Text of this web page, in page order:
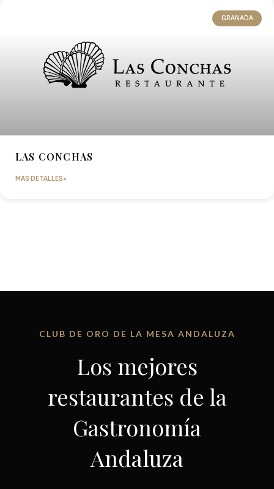
GRANADA
LAS CONCHAS
MÁS DETALLES»
CLUB DE ORO DE LA MESA ANDALUZA
Los mejores
restaurantes de la
Gastronomía
Andaluza